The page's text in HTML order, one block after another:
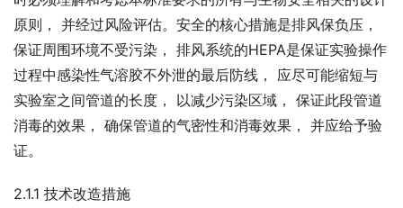
原则， 并经过风险评估。安全的核心措施是排风保负压，
保证周围环境不受污染， 排风系统的HEPA是保证实验操作
过程中感染性气溶胶不外泄的最后防线， 应尽可能缩短与
实验室之间管道的长度， 以减少污染区域， 保证此段管道
消毒的效果， 确保管道的气密性和消毒效果， 并应给予验
证。
2.1.1 技术改造措施